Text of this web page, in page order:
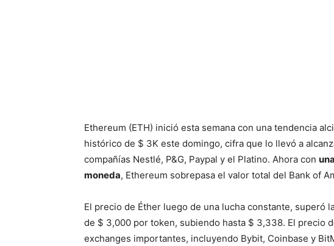
Ethereum (ETH) inició esta semana con una tendencia
histórico de $ 3K este domingo, cifra que lo llevó a
compañías Nestlé, P&G, Paypal y el Platino. Ahora con
moneda, Ethereum sobrepasa el valor total del Bank of
El precio de Éther luego de una lucha constante, superó
de $ 3,000 por token, subiendo hasta $ 3,338. El precio
exchanges importantes, incluyendo Bybit, Coinbase y